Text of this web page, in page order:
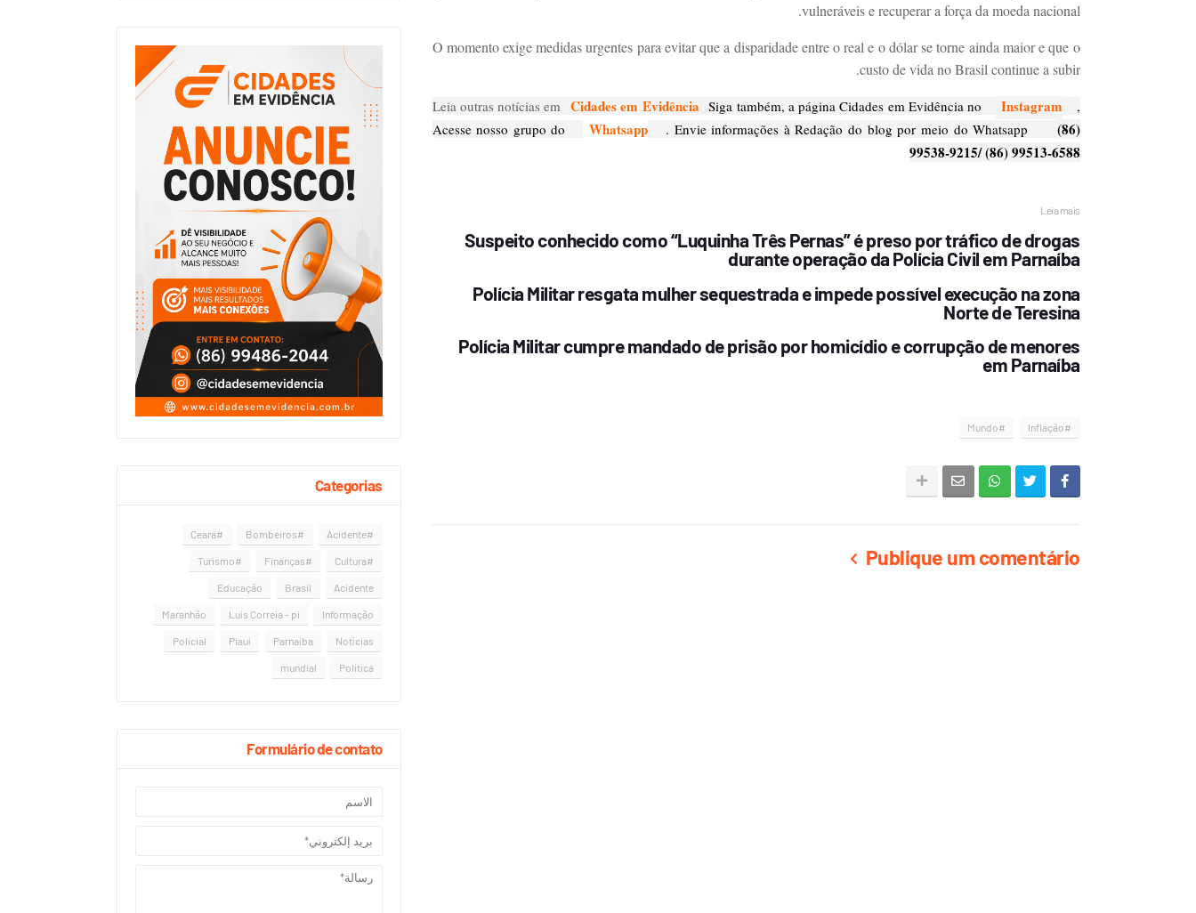
vulneráveis e recuperar a força da moeda nacional.
O momento exige medidas urgentes para evitar que a disparidade entre o real e o dólar se torne ainda maior e que o
custo de vida no Brasil continue a subir.
Leia outras notícias emCidades em Evidência Siga também, a página Cidades em Evidência no Instagram ,
Acesse nosso grupo do
Whatsapp. Envie informações à Redação do blog por meio do Whatsapp (86)
99538-9215/ (86) 99513-6588
Leia mais
Suspeito conhecido como “Luquinha Três Pernas” é preso por tráfico de drogas
durante operação da Polícia Civil em Parnaíba
Polícia Militar resgata mulher sequestrada e impede possível execução na zona
Norte de Teresina
Polícia Militar cumpre mandado de prisão por homicídio e corrupção de menores
em Parnaíba
#Inflação
#Mundo
Publique um comentário
Categorias
#Acidente
#Bombeiros
#Ceará
#Cultura
#Finanças
#Turismo
Acidente
Brasil
Educação
Informação
Luís Correia - pi
Maranhão
Notícias
Parnaíba
Piauí
Policial
Política
mundial
Formulário de contato